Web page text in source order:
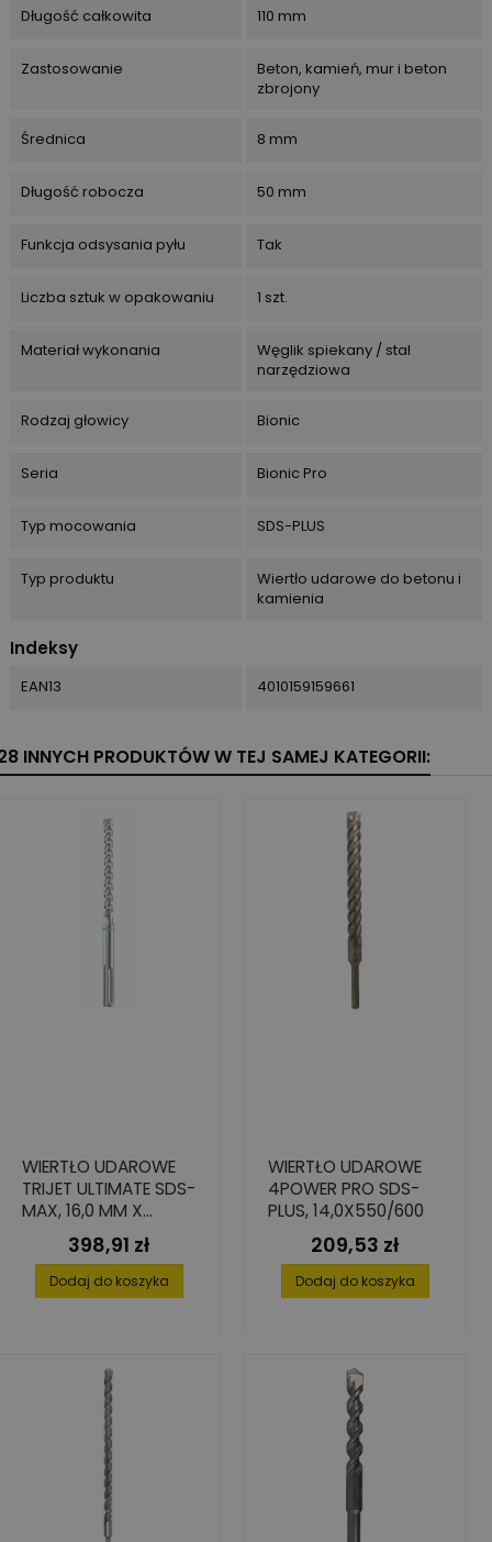
Długość całkowita 110 mm
Zastosowanie
Beton, kamień, mur i beton
zbrojony
Średnica 8 mm
Długość robocza 50 mm
Funkcja odsysania pyłu Tak
Liczba sztuk w opakowaniu 1 szt.
Materiał wykonania
Węglik spiekany / stal
narzędziowa
Rodzaj głowicy Bionic
Seria Bionic Pro
Typ mocowania SDS-PLUS
Typ produktu
Wiertło udarowe do betonu i
kamienia
Indeksy
EAN13 4010159159661
INNYCH PRODUKTÓW W TEJ SAMEJ KATEGORII:
WIERTŁO UDAROWE
TRIJET ULTIMATE SDS-
MAX, 16,0 MM X
600/740Cena
398,91 zł
Dodaj do koszyka
WIERTŁO UDAROWE
4POWER PRO SDS-
PLUS, 14,0X550/600
Cena
209,53 zł
Dodaj do koszyka